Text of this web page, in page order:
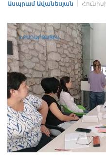
Ասպրամ Ավանեսյան
ԻՐԱԴԱՐՁԱՅԻՆ